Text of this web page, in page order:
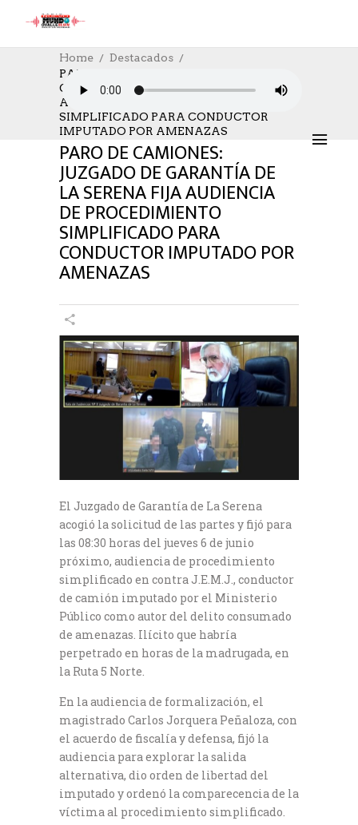
Home
Destacados
PARO DE CAMIONES: JUZGADO DE
GARANTÍA DE LA SERENA FIJA
AUDIENCIA DE PROCEDIMIENTO
SIMPLIFICADO PARA CONDUCTOR
IMPUTADO POR AMENAZAS
DESTACADOS POLICIAL,SOCIAL
14/05/2024
AUTHOR: HECTOR
0 COMMENTS
PARO DE CAMIONES:
JUZGADO DE GARANTÍA DE
LA SERENA FIJA AUDIENCIA
DE PROCEDIMIENTO
SIMPLIFICADO PARA
CONDUCTOR IMPUTADO POR
AMENAZAS
El Juzgado de Garantía de La Serena
acogió la solicitud de las partes y fijó para
las 08:30 horas del jueves 6 de junio
próximo, audiencia de procedimiento
simplificado en contra J.E.M.J., conductor
de camión imputado por el Ministerio
Público como autor del delito consumado
de amenazas. Ilícito que habría
perpetrado en horas de la madrugada, en
la Ruta 5 Norte.
En la audiencia de formalización, el
magistrado Carlos Jorquera Peñaloza, con
el acuerdo de fiscalía y defensa, fijó la
audiencia para explorar la salida
alternativa, dio orden de libertad del
imputado y ordenó la comparecencia de la
víctima al procedimiento simplificado.